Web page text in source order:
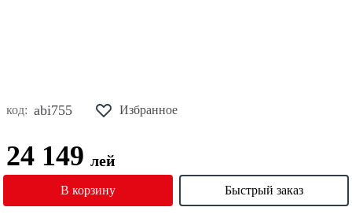
код: abi755 Избранное
24 149 лей
В корзину Быстрый заказ